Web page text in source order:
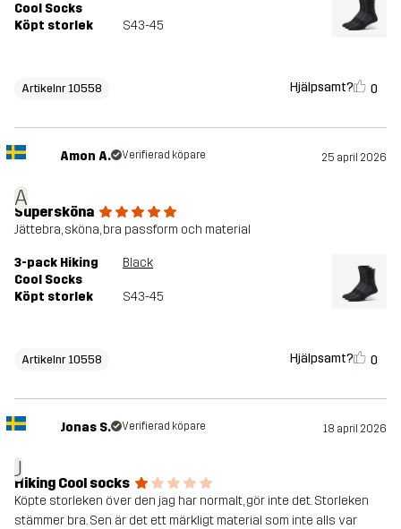
Cool Socks
Köpt storlek S43-45
Artikelnr 10558 Hjälpsamt? 0
A
Amon A. Verifierad köpare 25 april 2026
Supersköna
Jättebra, sköna, bra passform och material
3-pack Hiking
Cool Socks
Black
Köpt storlek S43-45
Artikelnr 10558 Hjälpsamt? 0
J
Jonas S. Verifierad köpare 18 april 2026
Hiking Cool socks
Köpte storleken över den jag har normalt, gör inte det. Storleken
stämmer bra. Sen är det ett märkligt material som inte alls var